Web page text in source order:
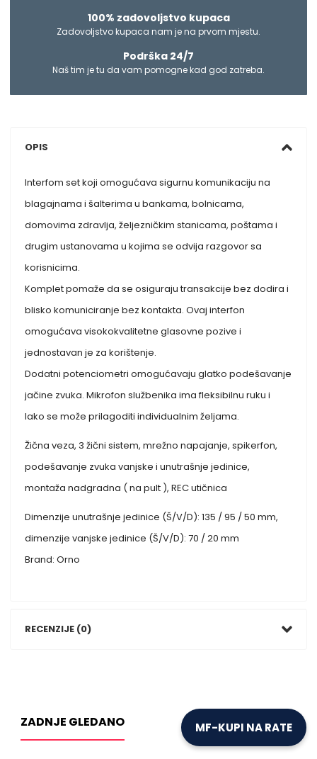
100% zadovoljstvo kupaca
Zadovoljstvo kupaca nam je na prvom mjestu.
Podrška 24/7
Naš tim je tu da vam pomogne kad god zatreba.
OPIS
Interfom set koji omogućava sigurnu komunikaciju na
blagajnama i šalterima u bankama, bolnicama,
domovima zdravlja, željezničkim stanicama, poštama i
drugim ustanovama u kojima se odvija razgovor sa
korisnicima.
Komplet pomaže da se osiguraju transakcije bez dodira i
blisko komuniciranje bez kontakta. Ovaj interfon
omogućava visokokvalitetne glasovne pozive i
jednostavan je za korištenje.
Dodatni potenciometri omogućavaju glatko podešavanje
jačine zvuka. Mikrofon službenika ima fleksibilnu ruku i
lako se može prilagoditi individualnim željama.
Žična veza, 3 žični sistem, mrežno napajanje, spikerfon,
podešavanje zvuka vanjske i unutrašnje jedinice,
montaža nadgradna ( na pult ), REC utičnica
Dimenzije unutrašnje jedinice (Š/V/D): 135 / 95 / 50 mm,
dimenzije vanjske jedinice (Š/V/D): 70 / 20 mm
Brand: Orno
RECENZIJE (0)
ZADNJE GLEDANO MF-KUPI NA RATE